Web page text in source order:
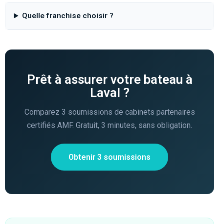
Quelle franchise choisir ?
Prêt à assurer votre bateau à
Laval ?
Comparez 3 soumissions de cabinets partenaires
certifiés AMF. Gratuit, 3 minutes, sans obligation.
Obtenir 3 soumissions